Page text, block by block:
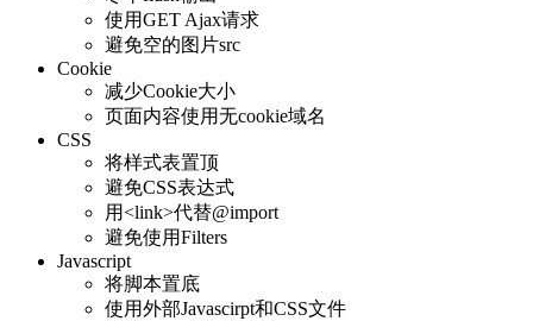
使用GET Ajax请求
避免空的图片src
Cookie
减少Cookie大小
页面内容使用无cookie域名
CSS
将样式表置顶
避免CSS表达式
用<link>代替@import
避免使用Filters
Javascript
将脚本置底
使用外部Javascirpt和CSS文件